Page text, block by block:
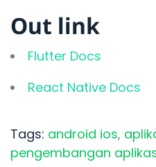
Out link
Flutter Docs
React Native Docs
Tags: android ios,
pengembangan